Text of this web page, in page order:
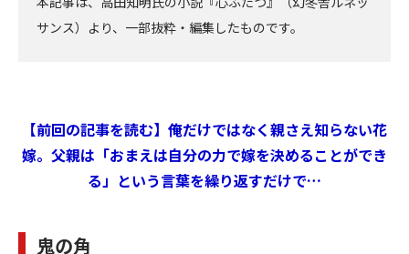
サンス）より、一部抜粋・編集したものです。
【前回の記事を読む】俺だけではなく親さえ知らない花
嫁。父親は「おまえは自分の力で嫁を決めることができ
る」という言葉を繰り返すだけで…
鬼の角